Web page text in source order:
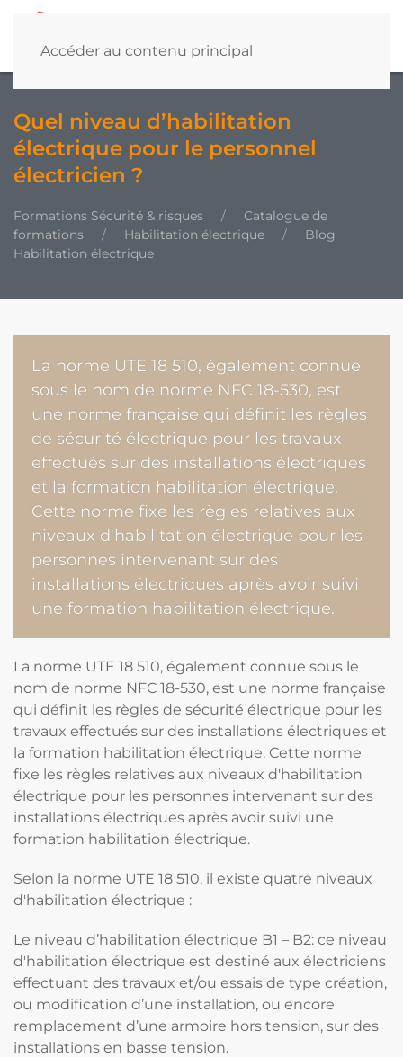
Accéder au contenu principal
Quel niveau d’habilitation
électrique pour le personnel
électricien ?
Formations Sécurité & risques
Catalogue de
formations
Habilitation électrique
Blog
Habilitation électrique
La norme UTE 18 510, également connue
sous le nom de norme NFC 18-530, est
une norme française qui définit les règles
de sécurité électrique pour les travaux
effectués sur des installations électriques
et la formation habilitation électrique.
Cette norme fixe les règles relatives aux
niveaux d'habilitation électrique pour les
personnes intervenant sur des
installations électriques après avoir suivi
une formation habilitation électrique.
La norme UTE 18 510, également connue sous le
nom de norme NFC 18-530, est une norme française
qui définit les règles de sécurité électrique pour les
travaux effectués sur des installations électriques et
la formation habilitation électrique. Cette norme
fixe les règles relatives aux niveaux d'habilitation
électrique pour les personnes intervenant sur des
installations électriques après avoir suivi une
formation habilitation électrique.
Selon la norme UTE 18 510, il existe quatre niveaux
d'habilitation électrique :
Le niveau d’habilitation électrique B1 – B2: ce niveau
d'habilitation électrique est destiné aux électriciens
effectuant des travaux et/ou essais de type création,
ou modification d’une installation, ou encore
remplacement d’une armoire hors tension, sur des
installations en basse tension.